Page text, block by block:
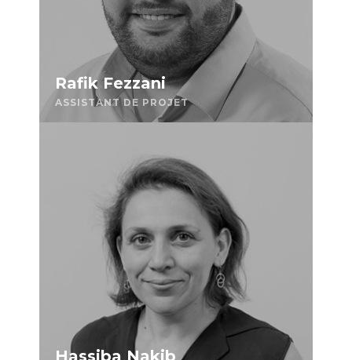
Rafik Fezzani
ASSISTANT DE PROJET
Hassiba Nakib